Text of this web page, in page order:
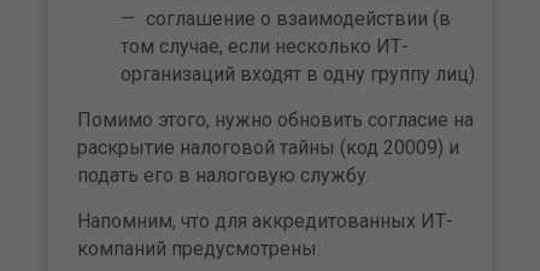
соглашение о взаимодействии (в
том случае, если несколько ИТ-
организаций входят в одну группу лиц).
Помимо этого, нужно обновить согласие на
раскрытие налоговой тайны (код 20009) и
подать его в налоговую службу.
Напомним, что для аккредитованных ИТ-
компаний предусмотрены: